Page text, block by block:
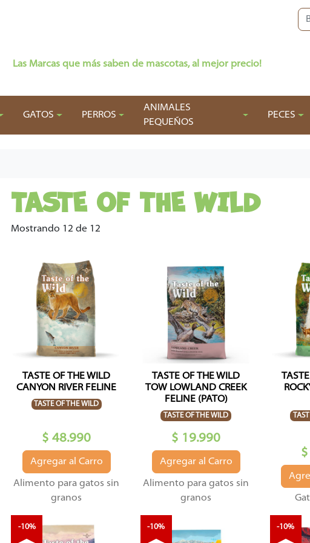
Las Marcas que más saben de mascotas, al mejor precio!
GATOS PERROS
ANIMALES
PEQUEÑOS
PECES
TASTE OF THE WILD
Mostrando 12 de 12
TASTE OF THE WILD
CANYON RIVER FELINE
TASTE OF THE WILD
$ 48.990
Agregar al Carro
Alimento para gatos sin
granos
TASTE OF THE WILD
TOW LOWLAND CREEK
FELINE (PATO)
TASTE OF THE WILD
$ 19.990
Agregar al Carro
Alimento para gatos sin
granos
-10% -10% -10%